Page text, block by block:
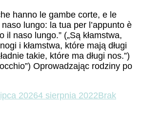
hanno le gambe corte, e le
lungo: la tua per l’appunto è
il naso lungo.” („Są kłamstwa,
i kłamstwa, które mają długi
takie, które ma długi nos.”)
Oprowadzając rodziny po
20264 sierpnia 2022Brak